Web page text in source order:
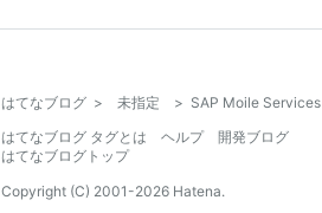
はてなブログ > 未指定 > SAP Moile Services
はてなブログ タグとは
ヘルプ
開発ブログ
はてなブログトップ
Copyright (C) 2001-2026 Hatena.